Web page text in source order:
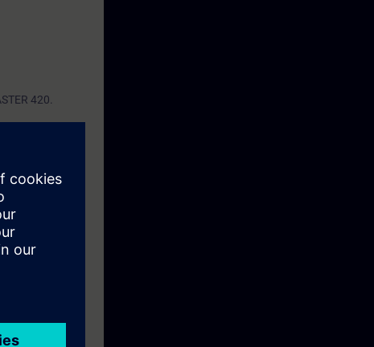
420.
400 e